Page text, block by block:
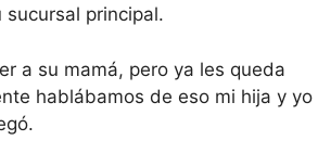
principal.
a su mamá, pero ya les queda
hablábamos de eso mi hija y yo